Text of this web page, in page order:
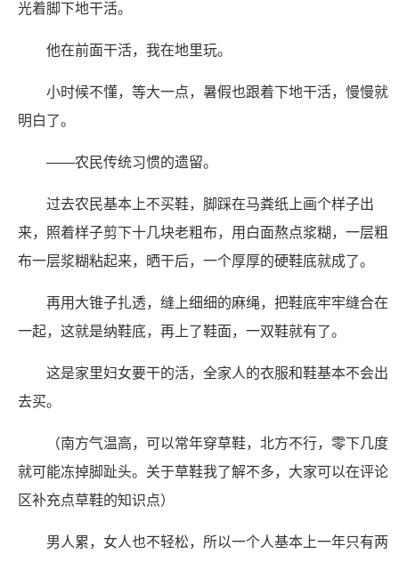
光着脚下地干活。
他在前面干活，我在地里玩。
小时候不懂，等大一点，暑假也跟着下地干活，慢慢就
明白了。
——农民传统习惯的遗留。
过去农民基本上不买鞋，脚踩在马粪纸上画个样子出
来，照着样子剪下十几块老粗布，用白面熬点浆糊，一层粗
布一层浆糊粘起来，晒干后，一个厚厚的硬鞋底就成了。
再用大锥子扎透，缝上细细的麻绳，把鞋底牢牢缝合在
一起，这就是纳鞋底，再上了鞋面，一双鞋就有了。
这是家里妇女要干的活，全家人的衣服和鞋基本不会出
去买。
（南方气温高，可以常年穿草鞋，北方不行，零下几度
就可能冻掉脚趾头。关于草鞋我了解不多，大家可以在评论
区补充点草鞋的知识点）
男人累，女人也不轻松，所以一个人基本上一年只有两